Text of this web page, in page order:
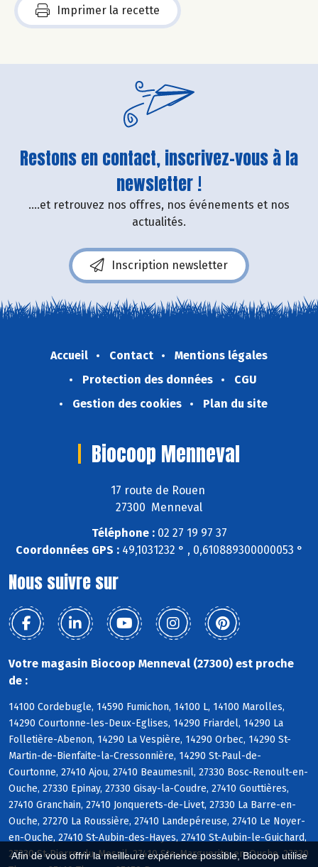
Afin de vous offrir la meilleure expérience possible, Biocoop utilise
Imprimer la recette
Restons en contact, inscrivez-vous à la
newsletter !
....et retrouvez nos offres, nos événements et nos
actualités.
Inscription newsletter
Accueil Contact
Mentions légales
Protection des données
CGU
Gestion des cookies
Plan du site
Biocoop Menneval
17 route de Rouen
27300 Menneval
Téléphone :02 27 19 97 37
Coordonnées GPS :49,1031232 ° , 0,610889300000053 °
Nous suivre sur
Votre magasin Biocoop Menneval (27300) est proche
de :
14100 Cordebugle, 14590 Fumichon, 14100 L, 14100 Marolles,
14290 Courtonne-les-Deux-Eglises, 14290 Friardel, 14290 La
Folletière-Abenon, 14290 La Vespière, 14290 Orbec, 14290 St-
Martin-de-Bienfaite-la-Cressonnière, 14290 St-Paul-de-
Courtonne, 27410 Ajou, 27410 Beaumesnil, 27330 Bosc-Renoult-en-
Ouche, 27330 Epinay, 27330 Gisay-la-Coudre, 27410 Gouttières,
27410 Granchain, 27410 Jonquerets-de-Livet, 27330 La Barre-en-
Ouche, 27270 La Roussière, 27410 Landepéreuse, 27410 Le Noyer-
en-Ouche, 27410 St-Aubin-des-Hayes, 27410 St-Aubin-le-Guichard,
27330 St-Pierre-du-Mesnil, 27410 Ste-Marguerite-en-Ouche, 27330